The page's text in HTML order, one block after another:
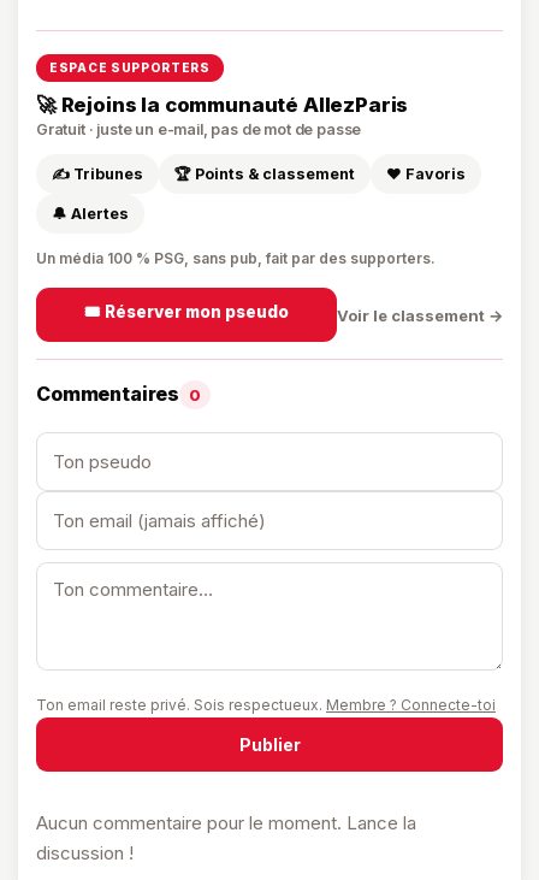
ESPACE SUPPORTERS
🚀 Rejoins la communauté AllezParis
Gratuit · juste un e-mail, pas de mot de passe
✍️ Tribunes 🏆 Points & classement ❤️ Favoris
🔔 Alertes
Un média 100 % PSG, sans pub, fait par des supporters.
🎟️ Réserver mon pseudo Voir le classement →
Commentaires 0
Ton email reste privé. Sois respectueux. Membre ? Connecte-toi
Publier
Aucun commentaire pour le moment. Lance la
discussion !